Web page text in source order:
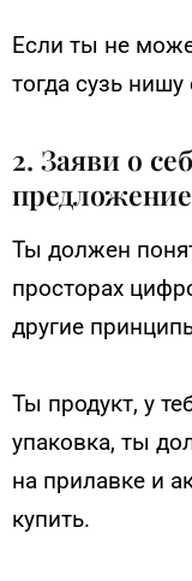
Если ты не
тогда сузь
2. Заяви о
предложение
Ты должен
просторах
другие
Ты продукт, у
упаковка, ты
на прилавке и
купить.